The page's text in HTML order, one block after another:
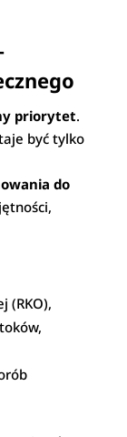
priorytet.
być tylko
do
(RKO),